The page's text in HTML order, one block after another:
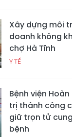
Xây dựng môi
doanh không
chợ Hà Tĩnh
Y TẾ
Bệnh viện
trị thành công
giữ trọn tử
bệnh